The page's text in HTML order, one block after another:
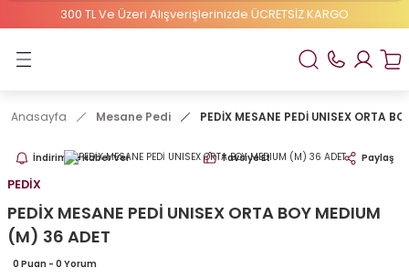
300 TL Ve Üzeri Alışverişlerinizde ÜCRETSİZ KARGO
Geri Dön
ELBEBEK ELİTE
1 Numaralı Bebek Bezi
2 Numaralı Bebek Bezi
Anasayfa Mesane Pedi PEDİX MESANE PEDİ UNISEX ORTA
İndirimde Haber Ver Tavsiye Et Paylaş
PEDİX
PEDİX MESANE PEDİ UNISEX ORTA BOY MEDIUM
(M) 36 ADET
0 Puan - 0 Yorum